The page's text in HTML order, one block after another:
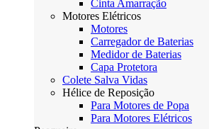
Cinta Amarração
Motores Elétricos
Motores
Carregador de Baterias
Medidor de Baterias
Capa Protetora
Colete Salva Vidas
Hélice de Reposição
Para Motores de Popa
Para Motores Elétricos